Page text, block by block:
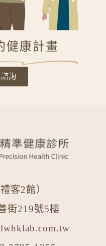
健康計畫
詢
客2館）
街219號5樓